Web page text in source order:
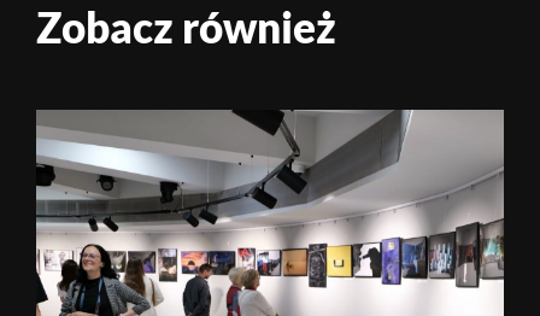
Zobacz również